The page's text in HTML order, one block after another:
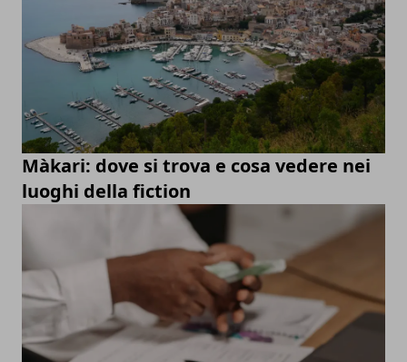
Màkari: dove si trova e cosa vedere nei
luoghi della fiction